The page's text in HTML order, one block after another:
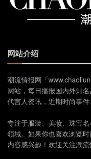
网站介绍
潮流情报网「
网站，每日播报国内外知
代言人资讯，近期时尚事件
专注于服装、美妆、珠宝
领域。如果你也喜欢浏览
内容感兴趣！欢迎关注潮流